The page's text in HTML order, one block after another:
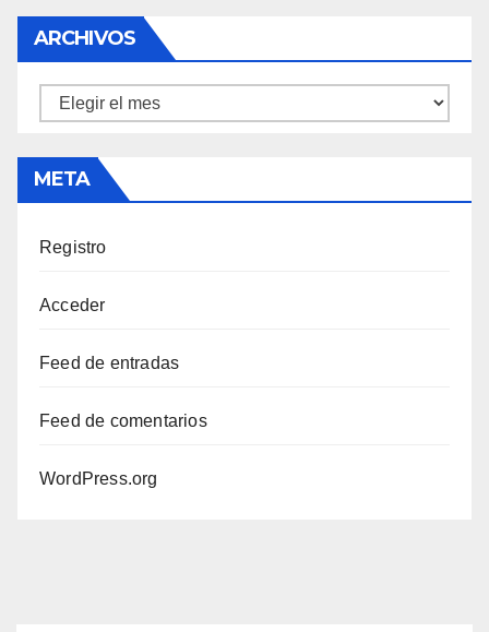
ARCHIVOS
Archivos
META
Registro
Acceder
Feed de entradas
Feed de comentarios
WordPress.org